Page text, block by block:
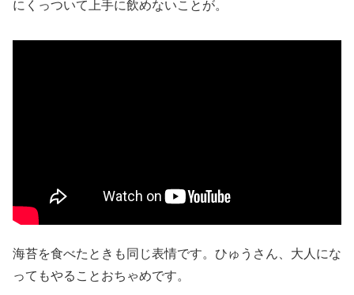
にくっついて上手に飲めないことが。
海苔を食べたときも同じ表情です。ひゅうさん、大人にな
ってもやることおちゃめです。